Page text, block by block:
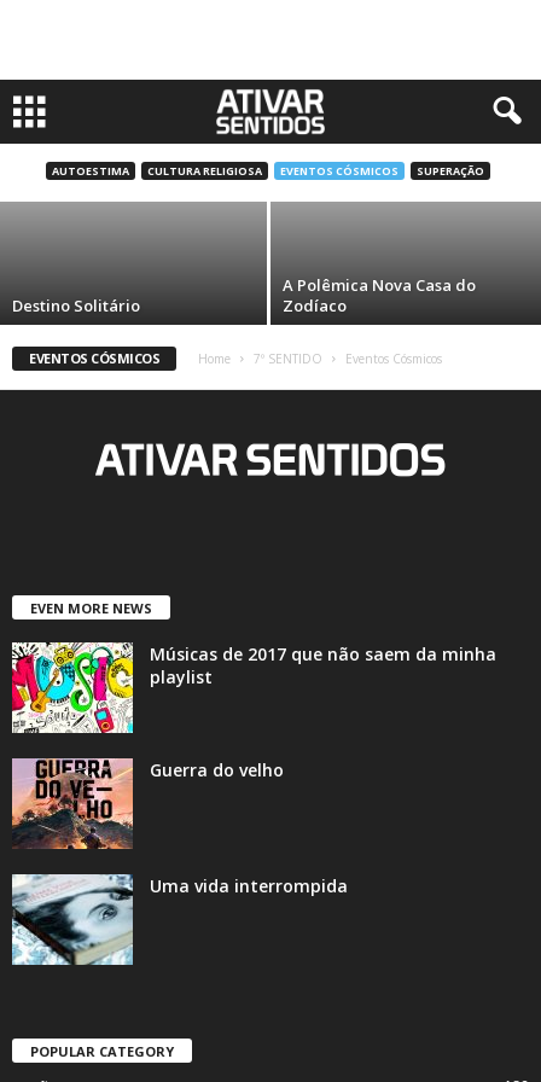
AUTOESTIMA CULTURA RELIGIOSA EVENTOS CÓSMICOS SUPERAÇÃO
Horóscopo chinês: Quando a ciência e o
misticismo se misturam
Luciane Pires
Destino Solitário
A Polêmica Nova Casa do
Zodíaco
EVENTOS CÓSMICOS Home 7º SENTIDO Eventos Cósmicos
EVEN MORE NEWS
Músicas de 2017 que não saem da minha
playlist
Guerra do velho
Uma vida interrompida
POPULAR CATEGORY